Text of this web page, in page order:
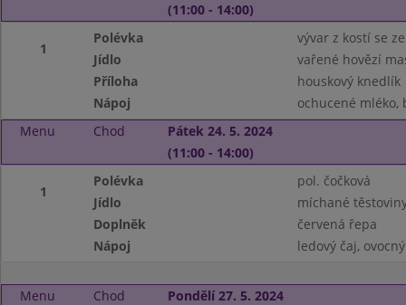
(11:00 - 14:00)
1
Polévka
vývar z kostí se
Jídlo
vařené hovězí
Příloha
houskový knedlík
Nápoj
ochucené mléko,
Menu
Chod
Pátek 24. 5. 2024
(11:00 - 14:00)
1
Polévka
pol. čočková
Jídlo
míchané
Doplněk
červená řepa
Nápoj
ledový čaj,
Menu Chod
Pondělí 27. 5. 2024